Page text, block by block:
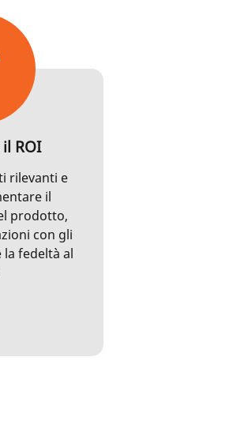
ROI
rilevanti e
il
prodotto,
con gli
fedeltà al